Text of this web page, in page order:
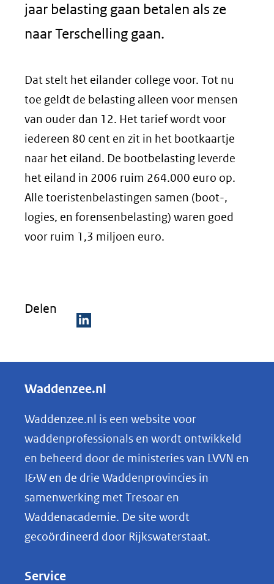
jaar belasting gaan betalen als ze
naar Terschelling gaan.
Dat stelt het eilander college voor. Tot nu
toe geldt de belasting alleen voor mensen
van ouder dan 12. Het tarief wordt voor
iedereen 80 cent en zit in het bootkaartje
naar het eiland. De bootbelasting leverde
het eiland in 2006 ruim 264.000 euro op.
Alle toeristenbelastingen samen (boot-,
logies, en forensenbelasting) waren goed
voor ruim 1,3 miljoen euro.
Delen
e
e
n
o
p
k
e
Waddenzee.nl
Waddenzee.nl is een website voor
waddenprofessionals en wordt ontwikkeld
en beheerd door de ministeries van LVVN en
I&W en de drie Waddenprovincies in
samenwerking met Tresoar en
Waddenacademie. De site wordt
gecoördineerd door Rijkswaterstaat.
Service